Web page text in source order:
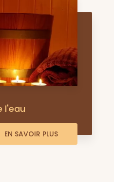
l'eau
EN SAVOIR PLUS